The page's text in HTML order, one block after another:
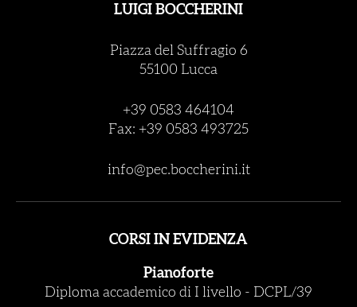
LUIGI BOCCHERINI
Piazza del Suffragio 6
55100 Lucca
+39 0583 464104
Fax: +39 0583 493725
info@pec.boccherini.it
CORSI IN EVIDENZA
Pianoforte
Diploma accademico di I livello - DCPL/39